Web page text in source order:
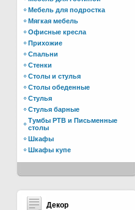
Мебель для подростка
Мягкая мебель
Офисные кресла
Прихожие
Спальни
Стенки
Столы и стулья
Столы обеденные
Стулья
Стулья барные
Тумбы РТВ и Письменные
столы
Шкафы
Шкафы купе
Декор